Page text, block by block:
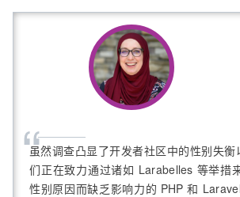
“
虽然调查凸显了开发者社区中的性别失
们正在致力通过诸如 Larabelles 等举措
性别原因而缺乏影响力的 PHP 和